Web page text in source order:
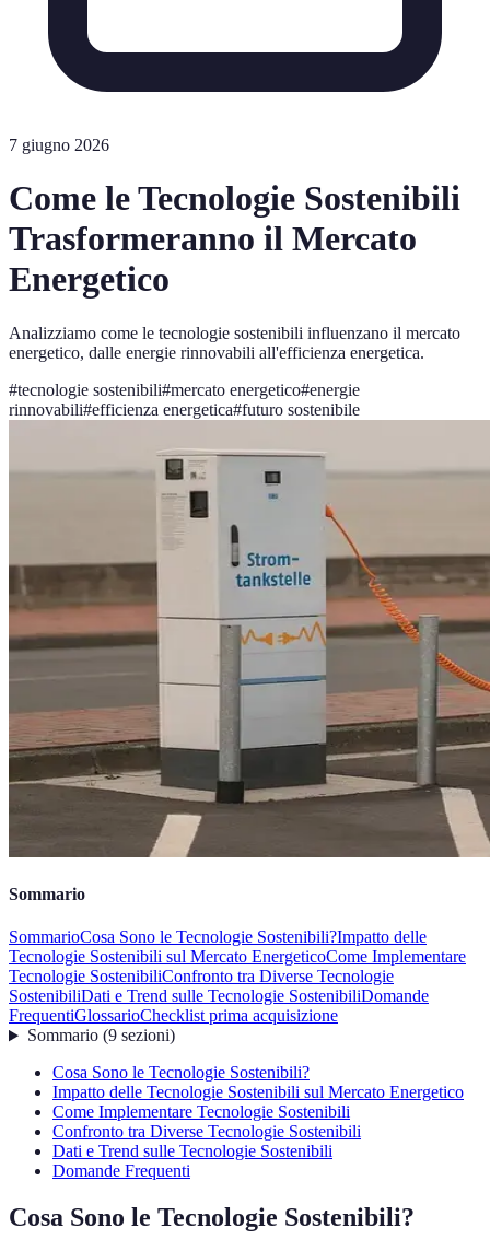
7 giugno 2026
Come le Tecnologie Sostenibili
Trasformeranno il Mercato
Energetico
Analizziamo come le tecnologie sostenibili influenzano il mercato
energetico, dalle energie rinnovabili all'efficienza energetica.
#tecnologie sostenibili#mercato energetico#energie
rinnovabili#efficienza energetica#futuro sostenibile
Sommario
SommarioCosa Sono le Tecnologie Sostenibili?Impatto delle
Tecnologie Sostenibili sul Mercato EnergeticoCome Implementare
Tecnologie SostenibiliConfronto tra Diverse Tecnologie
SostenibiliDati e Trend sulle Tecnologie SostenibiliDomande
FrequentiGlossarioChecklist prima acquisizione
Sommario(9 sezioni)
Cosa Sono le Tecnologie Sostenibili?
Impatto delle Tecnologie Sostenibili sul Mercato Energetico
Come Implementare Tecnologie Sostenibili
Confronto tra Diverse Tecnologie Sostenibili
Dati e Trend sulle Tecnologie Sostenibili
Domande Frequenti
Cosa Sono le Tecnologie Sostenibili?